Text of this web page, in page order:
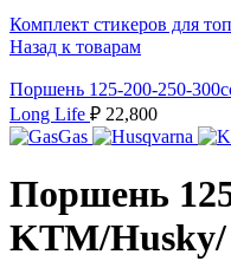
Комплект стикеров для
Назад к товарам
Поршень 125-200-250-
Long Life ₽ 22,800
Поршень
KTM/Husky/